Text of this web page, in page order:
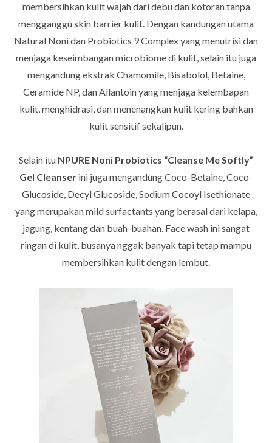
membersihkan kulit wajah dari debu dan kotoran tanpa
mengganggu skin barrier kulit. Dengan kandungan utama
Natural Noni dan Probiotics 9 Complex yang menutrisi dan
menjaga keseimbangan microbiome di kulit, selain itu juga
mengandung ekstrak Chamomile, Bisabolol, Betaine,
Ceramide NP, dan Allantoin yang menjaga kelembapan
kulit, menghidrasi, dan menenangkan kulit kering bahkan
kulit sensitif sekalipun.
Selain itu NPURE Noni Probiotics “Cleanse Me Softly”
Gel Cleanser ini juga mengandung Coco-Betaine, Coco-
Glucoside, Decyl Glucoside, Sodium Cocoyl Isethionate
yang merupakan mild surfactants yang berasal dari kelapa,
jagung, kentang dan buah-buahan. Face wash ini sangat
ringan di kulit, busanya nggak banyak tapi tetap mampu
membersihkan kulit dengan lembut.